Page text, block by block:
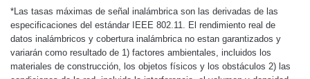
*Las tasas máximas de señal inalámbrica son las derivadas de las
especificaciones del estándar IEEE 802.11. El rendimiento real de
datos inalámbricos y cobertura inalámbrica no estan garantizados y
variarán como resultado de 1) factores ambientales, incluidos los
materiales de construcción, los objetos físicos y los obstáculos 2) las